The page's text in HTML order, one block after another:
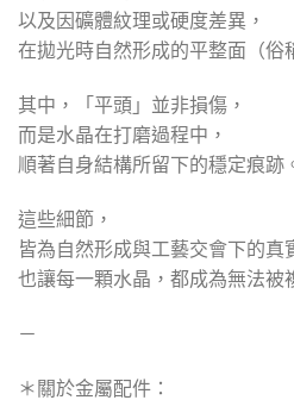
以及因礦體紋理或硬度差異，
在拋光時自然形成的平整面（俗
其中，「平頭」並非損傷，
而是水晶在打磨過程中，
順著自身結構所留下的穩定痕跡
這些細節，
皆為自然形成與工藝交會下的真
也讓每一顆水晶，都成為無法被
－
＊關於金屬配件：